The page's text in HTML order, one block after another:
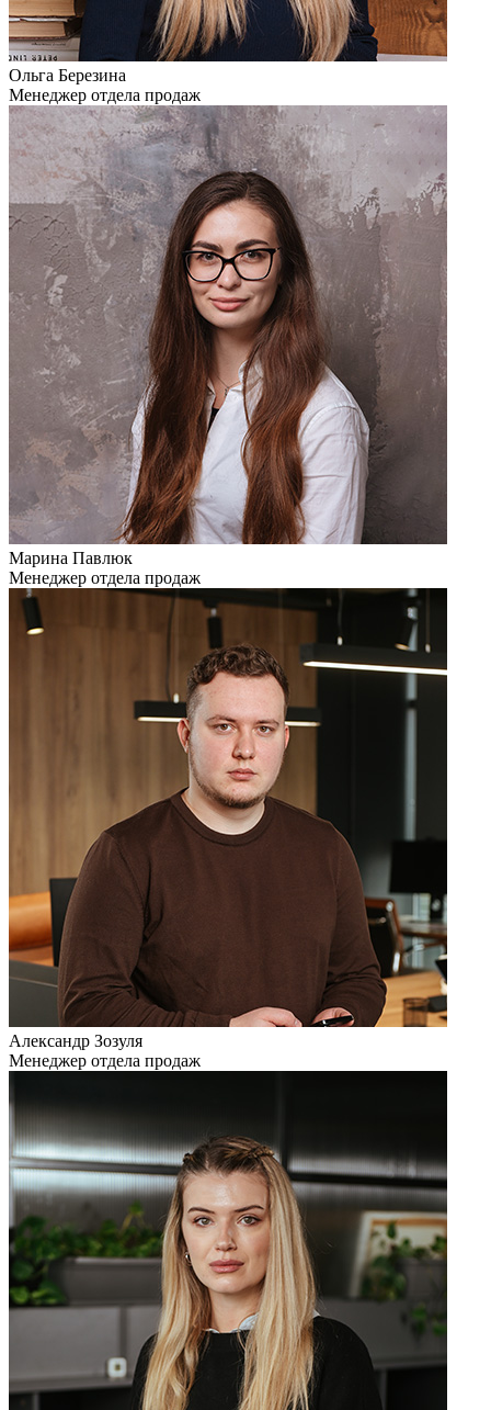
Ольга Березина
Менеджер отдела продаж
Марина Павлюк
Менеджер отдела продаж
Александр Зозуля
Менеджер отдела продаж